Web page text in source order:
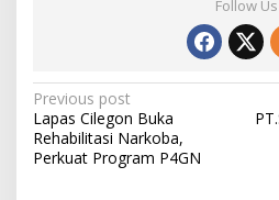
Follow Us
Post
navigation
Previous post
Lapas Cilegon Buka
Rehabilitasi Narkoba,
Perkuat Program P4GN